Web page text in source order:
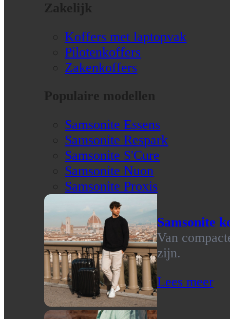
Zakelijk
Koffers met laptopvak
Pilotenkoffers
Zakenkoffers
Populaire modellen
Samsonite Essens
Samsonite Respark
Samsonite S'Cure
Samsonite Nuon
Samsonite Proxis
Samsonite
Van
zijn.
Lees meer